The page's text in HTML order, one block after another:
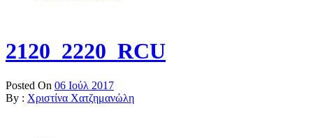
2120_2220_RCU
Posted On 06 Ιούλ 2017
By : Χριστίνα Χατζημανώλη